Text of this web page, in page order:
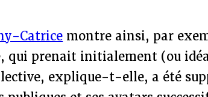
Catrice montre ainsi, par
qui prenait initialement (ou
explique-t-elle, a été